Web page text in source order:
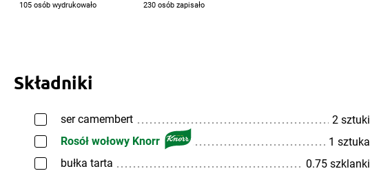
105 osób wydrukowało 230 osób zapisało
Składniki
ser camembert
2 sztuki
Rosół wołowy Knorr
1 sztuka
bułka tarta
0.75 szklanki